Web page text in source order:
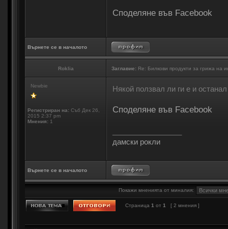
Споделяне във Facebook
Върнете се в началото
Roklia Заглавие: Re: Билкови продукти за грижа на
Newbie
Регистриран на: Съб Дек 26,
2015 2:37 pm
Мнения: 1
Някой ползвал ли ги е и
Споделяне във Facebook
дамски рокли
Върнете се в началото
Покажи мненията от миналия:
Страница 1 от 1 [ 2 мнения ]